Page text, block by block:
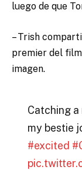
luego de que
– Trish
premier del
imagen.
Catching a
my bestie
#excited